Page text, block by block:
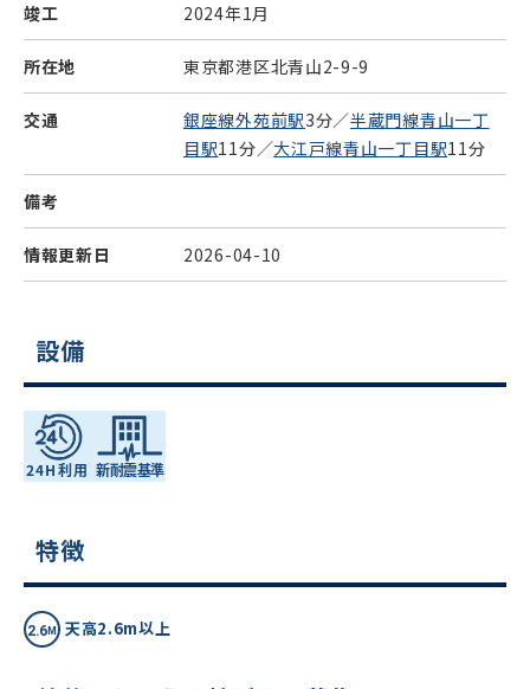
竣工 2024年1月
所在地 東京都港区北青山2-9-9
交通 銀座線外苑前駅3分／半蔵門線青山一丁
目駅11分／大江戸線青山一丁目駅11分
備考
情報更新日 2026-04-10
設備
特徴
天高2.6m以上